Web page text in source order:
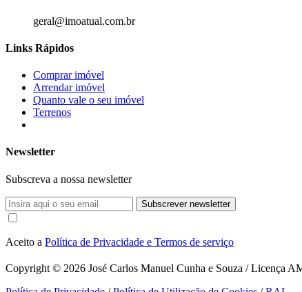
geral@imoatual.com.br
Links Rápidos
Comprar imóvel
Arrendar imóvel
Quanto vale o seu imóvel
Terrenos
Newsletter
Subscreva a nossa newsletter
Subscrever newsletter
Aceito a Política de Privacidade e Termos de serviço
Copyright © 2026 José Carlos Manuel Cunha e Souza / Licença